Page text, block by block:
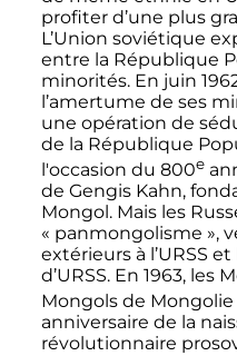
profiter d’une plus
L’Union soviétique
entre la République
minorités. En juin
l’amertume de ses
une opération de
de la République
l'occasion du 800e
de Gengis Kahn,
Mongol. Mais les
« panmongolisme »,
extérieurs à l’URSS
d’URSS. En 1963, les
Mongols de
anniversaire de la
révolutionnaire